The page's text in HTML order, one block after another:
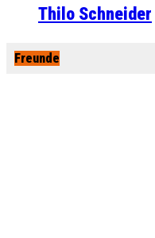
Thilo Schneider
Freunde